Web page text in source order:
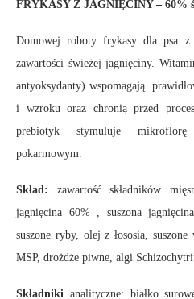
FRYKASY Z JAGNIĘCINY – 60%
Domowej roboty frykasy dla psa z
zawartości świeżej jagnięciny.
antyoksydanty) wspomagają
i wzroku oraz chronią przed
prebiotyk stymuluje
pokarmowym.
Skład: zawartość składników
jagnięcina 60% , suszona
suszone ryby, olej z łososia,
MSP, drożdże piwne, algi
Składniki analityczne: białko